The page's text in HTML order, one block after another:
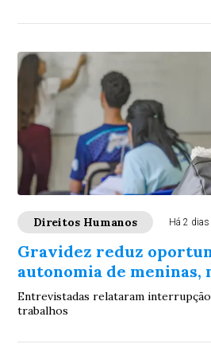
Direitos Humanos Há 2 dias
Gravidez reduz
autonomia de meninas,
Entrevistadas relataram
trabalhos